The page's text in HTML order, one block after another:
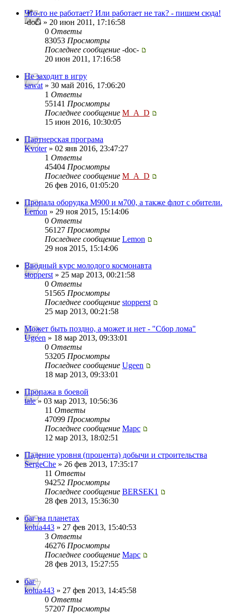
Что-то не работает? Или работает не так? - пишем сюда!
-doc- » 20 июн 2011, 17:16:58
0 Ответы
83053 Просмотры
Последнее сообщение -doc-
20 июн 2011, 17:16:58
Не заходит в игру
sawat » 30 май 2016, 17:06:20
1 Ответы
55141 Просмотры
Последнее сообщение M_A_D
15 июн 2016, 10:30:05
Партнерская програма
Kvoter» 02 янв 2016, 23:47:27
1 Ответы
45404 Просмотры
Последнее сообщение M_A_D
26 фев 2016, 01:05:20
Пропала оборудка М900 и м700, а также флот с обители.
Lemon » 29 ноя 2015, 15:14:06
0 Ответы
56127 Просмотры
Последнее сообщение Lemon
29 ноя 2015, 15:14:06
Вводный курс молодого космонавта
stopperst » 25 мар 2013, 00:21:58
0 Ответы
51565 Просмотры
Последнее сообщение stopperst
25 мар 2013, 00:21:58
Может быть поздно, а может и нет - "Сбор лома"
Ugeen » 18 мар 2013, 09:33:01
0 Ответы
53205 Просмотры
Последнее сообщение Ugeen
18 мар 2013, 09:33:01
Пропажа в боевой
tale» 03 мар 2013, 10:56:36
11 Ответы
47099 Просмотры
Последнее сообщение Mapc
12 мар 2013, 18:02:51
Падение уровня (процента) добычи и строительства
SergeChe » 26 фев 2013, 17:35:17
11 Ответы
94252 Просмотры
Последнее сообщение BERSEK1
28 фев 2013, 15:36:30
баг на планетах
kolua443 » 27 фев 2013, 15:40:53
3 Ответы
46276 Просмотры
Последнее сообщение Mapc
28 фев 2013, 15:27:55
баг
kolua443 » 27 фев 2013, 14:45:58
0 Ответы
57207 Просмотры